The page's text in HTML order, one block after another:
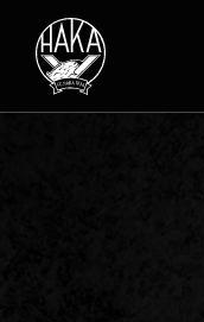
Siirry sisältöön